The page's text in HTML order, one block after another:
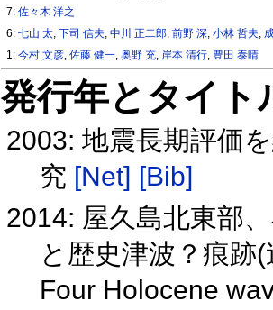
7:佐々木 洋之
6:七山 太,下司 信夫,中川 正二郎,前野 深,小林 哲夫,
1:今村 文彦,佐藤 健一,奥野 充, 岸本 清行, 豊田 泰晴
発行年とタイ
2003: 地震長期評価
究 [Net] [Bib]
2014: 屋久島北東部
と歴史津波？痕跡(
Four Holocene